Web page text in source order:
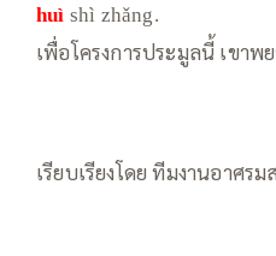
huì shì zhǎng.
เพื่อโครงการประมูลนี้ เขาพ
เรียบเรียงโดย ทีมงานอาศร